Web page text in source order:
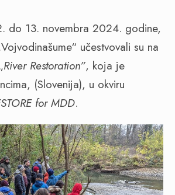
do 13. novembra 2024. godine,
učestvovali su na
River Restoration”, koja je
(Slovenija), u okviru
for MDD.